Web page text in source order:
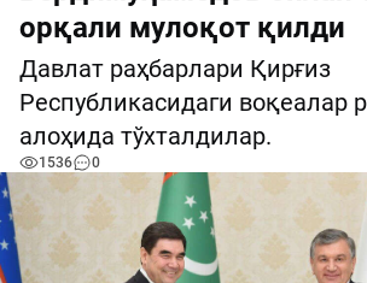
орқали мулоқот қилди
Давлат раҳбарлари Қирғиз
Республикасидаги воқеалар
алоҳида тўхталдилар.
1536 0